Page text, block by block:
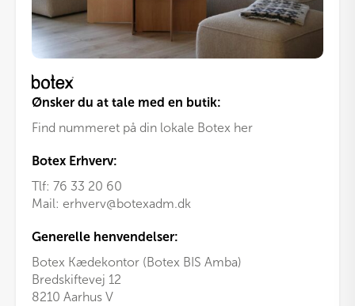
Ønsker du at tale med en butik:
Find nummeret på din lokale Botex her
Botex Erhverv:
Tlf: 76 33 20 60
Mail: erhverv@botexadm.dk
Generelle henvendelser:
Botex Kædekontor (Botex BIS Amba)
Bredskiftevej 12
8210 Aarhus V